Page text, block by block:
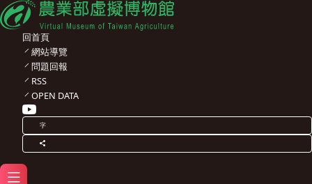
回首頁
網站導覽
問題回報
RSS
OPEN DATA
字